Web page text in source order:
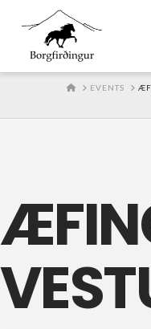
HOMEEVENTS